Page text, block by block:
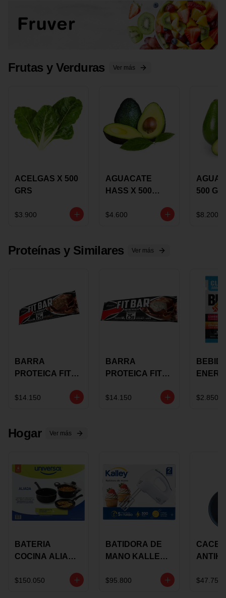
Frutas y Verduras Ver más
ACELGAS X 500
GRS
$3.900
AGUACATE
HASS X 500
$4.600
500
$8.200
Proteínas y Similares Ver más
BARRA
PROTEICA FIT
CHOCOLATE X
$14.150
BARRA
PROTEICA FIT
GRS
$14.150
STACK 6G
$2.850
Hogar Ver más
BATERIA
COCINA ALIADA
PIEZAS
$150.050
BATIDORA DE
MANO KALLEY
VELOCIDADES
$95.800
TAPA
$47.750